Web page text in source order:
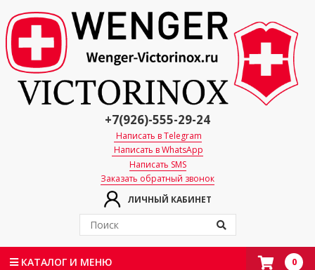
ЛИЧНЫЙ КАБИНЕТ
+7(926)-555-29-24
Написать в Telegram
Написать в WhatsApp
Написать SMS
Заказать обратный звонок
КАТАЛОГ И МЕНЮ 0